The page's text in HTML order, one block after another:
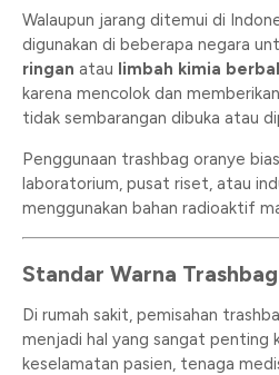
Walaupun jarang ditemui di
digunakan di beberapa negara
ringan atau limbah kimia
karena mencolok dan
tidak sembarangan dibuka atau
Penggunaan trashbag oranye
laboratorium, pusat riset, atau
menggunakan bahan radioaktif
Standar Warna
Di rumah sakit, pemisahan
menjadi hal yang sangat penting
keselamatan pasien, tenaga